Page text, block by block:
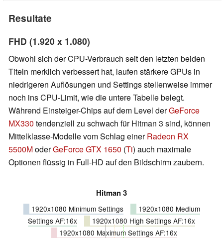
Resultate
FHD (1.920 x 1.080)
Obwohl sich der CPU-Verbrauch seit den letzten beiden
Titeln merklich verbessert hat, laufen stärkere GPUs in
niedrigeren Auflösungen und Settings stellenweise immer
noch ins CPU-Limit, wie die untere Tabelle belegt.
Während Einsteiger-Chips auf dem Level derGeForce
MX330 tendenziell zu schwach für Hitman 3 sind, können
Mittelklasse-Modelle vom Schlag einerRadeon RX
5500ModerGeForce GTX 1650 (Ti) auch maximale
Optionen flüssig in Full-HD auf den Bildschirm zaubern.
Hitman 3
1920x1080 Minimum Settings
1920x1080 Medium
Settings AF:16x
1920x1080 High Settings AF:16x
1920x1080 Maximum Settings AF:16x